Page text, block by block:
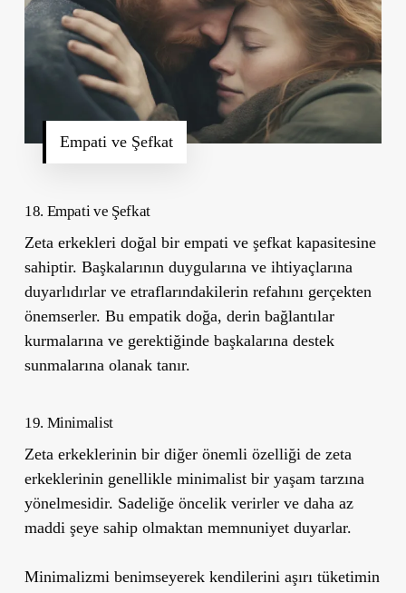
Empati ve Şefkat
18. Empati ve Şefkat
Zeta erkekleri doğal bir empati ve şefkat kapasitesine
sahiptir. Başkalarının duygularına ve ihtiyaçlarına
duyarlıdırlar ve etraflarındakilerin refahını gerçekten
önemserler. Bu empatik doğa, derin bağlantılar
kurmalarına ve gerektiğinde başkalarına destek
sunmalarına olanak tanır.
19. Minimalist
Zeta erkeklerinin bir diğer önemli özelliği de zeta
erkeklerinin genellikle minimalist bir yaşam tarzına
yönelmesidir. Sadeliğe öncelik verirler ve daha az
maddi şeye sahip olmaktan memnuniyet duyarlar.
Minimalizmi benimseyerek kendilerini aşırı tüketimin